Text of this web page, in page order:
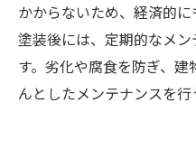
かからないため、経済的
塗装後には、定期的なメ
す。劣化や腐食を防ぎ、
んとしたメンテナンスを行